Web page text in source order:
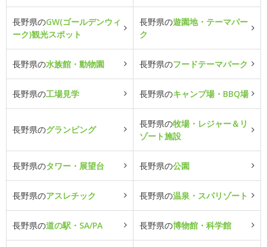
長野県のGW(ゴールデンウィ
ーク)観光スポット
長野県の遊園地・テーマパー
ク
長野県の水族館・動物園 長野県のフードテーマパーク
長野県の工場見学 長野県のキャンプ場・BBQ場
長野県のグランピング
長野県の牧場・レジャー＆リ
ゾート施設
長野県のタワー・展望台 長野県の公園
長野県のアスレチック 長野県の温泉・スパリゾート
長野県の道の駅・SA/PA 長野県の博物館・科学館